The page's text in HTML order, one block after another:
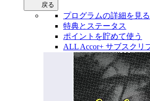
戻る
プログラムの詳細を見る
特典とステータス
ポイントを貯めて使う
ALL Accor+ サブスクリ